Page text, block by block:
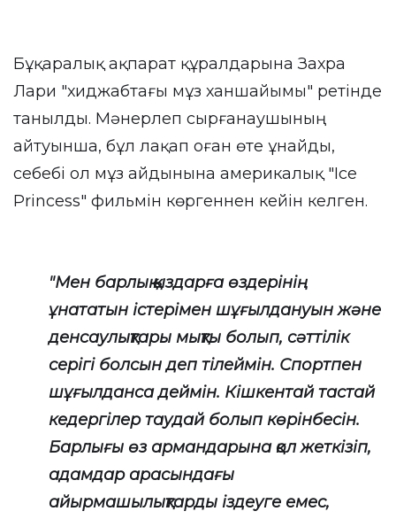
Бұқаралық ақпарат құралдарына Захра
Лари "хиджабтағы мұз ханшайымы" ретінде
танылды. Мәнерлеп сырғанаушының
айтуынша, бұл лақап оған өте ұнайды,
себебі ол мұз айдынына америкалық "Ice
Princess" фильмін көргеннен кейін келген.
"Мен барлық қыздарға өздерінің
ұнататын істерімен шұғылдануын және
денсаулықтары мықты болып, сәттілік
серігі болсын деп тілеймін. Спортпен
шұғылданса деймін. Кішкентай тастай
кедергілер таудай болып көрінбесін.
Барлығы өз армандарына қол жеткізіп,
адамдар арасындағы
айырмашылықтарды іздеуге емес,